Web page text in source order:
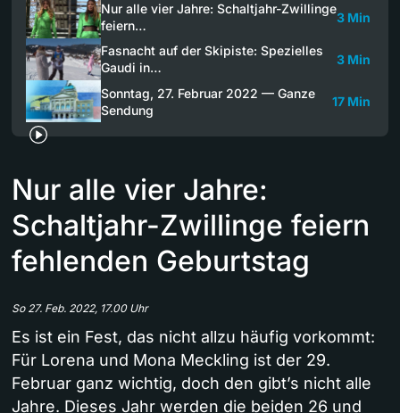
Nur alle vier Jahre: Schaltjahr-Zwillinge
feiern…
3 Min
Fasnacht auf der Skipiste: Spezielles
Gaudi in…
3 Min
Sonntag, 27. Februar 2022 — Ganze
Sendung
17 Min
Nur alle vier Jahre:
Schaltjahr-Zwillinge feiern
fehlenden Geburtstag
So 27. Feb. 2022, 17.00 Uhr
Es ist ein Fest, das nicht allzu häufig vorkommt:
Für Lorena und Mona Meckling ist der 29.
Februar ganz wichtig, doch den gibt’s nicht alle
Jahre. Dieses Jahr werden die beiden 26 und